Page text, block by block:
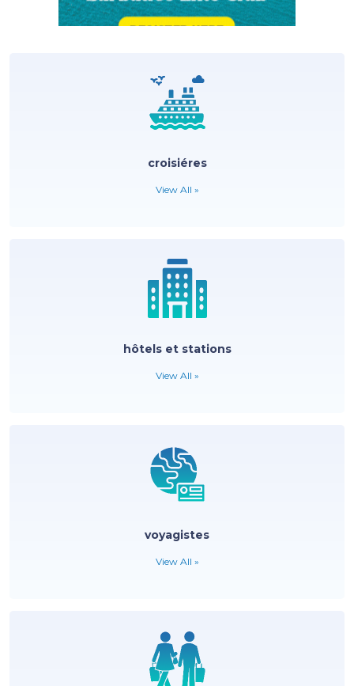
croisiéres
View All »
hôtels et stations
View All »
voyagistes
View All »